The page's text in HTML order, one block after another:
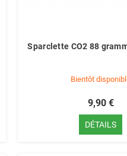
Sparclette CO2 88
Bientôt
9,90 €
DÉTAILS